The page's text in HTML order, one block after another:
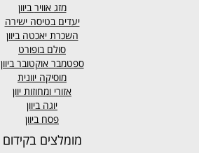
מזג אווירביוון
יעדים בטיסה ישירה
השכרת יאכטה ביוון
סולם בופורט
ספטמבר אוקטובר ביוון
מוסיקה יוונית
אזורי ומחוזות יוון
יוגה ביוון
פסח ביוון
מומלצים בקידום